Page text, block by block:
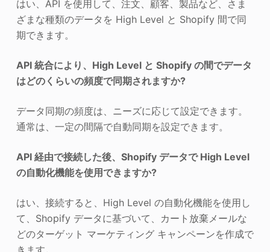
はい、API を使用して、注文、顧客、製品など、さま
ざまな種類のデータを High Level と Shopify 間で同
期できます。
API 統合により、High Level と Shopify の間でデータ
はどのくらいの頻度で同期されますか?
データ同期の頻度は、ニーズに応じて設定できます。
通常は、一定の間隔で自動同期を設定できます。
API 経由で接続した後、Shopify データで High Level
の自動化機能を使用できますか?
はい、接続すると、High Level の自動化機能を使用し
て、Shopify データに基づいて、カート放棄メールな
どのターゲット マーケティング キャンペーンを作成で
きます。